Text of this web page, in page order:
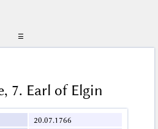
☰
7. Earl of Elgin
20.07.1766